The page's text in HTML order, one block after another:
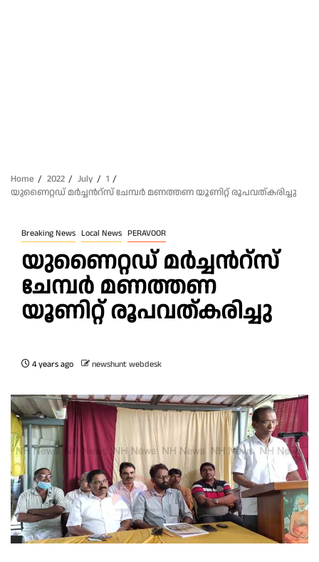
Home 2022 July
1
യുണൈറ്റഡ് മർച്ചൻറ്സ് ചേമ്പർ മണത്തണ യൂണിറ്റ് രൂപവത്കരിച്ചു
Breaking News Local News PERAVOOR
യുണൈറ്റഡ് മർച്ചൻറ്സ്
ചേമ്പർ മണത്തണ
യൂണിറ്റ് രൂപവത്കരിച്ചു
4 years ago newshunt webdesk